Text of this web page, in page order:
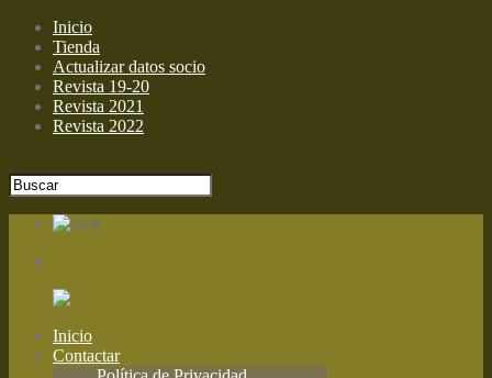
Inicio
Tienda
Actualizar datos socio
Revista 19-20
Revista 2021
Revista 2022
Inicio
Contactar